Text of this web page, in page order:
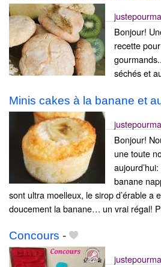
Bonjour!
recette
séchés et
Minis cakes à la banane et
Bonjour!
une toute
banane
sont ultra moelleux, le sirop d’érable a
doucement la banane… un vrai régal!
Concours -